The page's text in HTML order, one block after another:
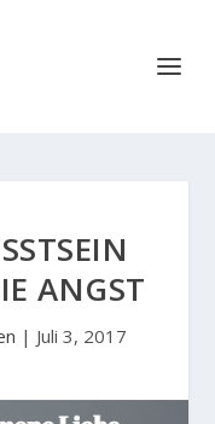
V
ANGST
| Juli 3, 2017